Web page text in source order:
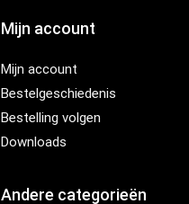
Mijn account
Mijn account
Bestelgeschiedenis
Bestelling volgen
Downloads
Andere categorieën